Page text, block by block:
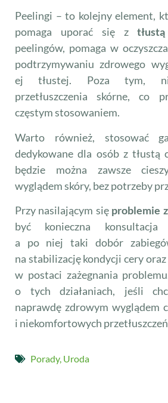
Peelingi – to kolejny element,
pomaga uporać się z
peelingów, pomaga w
podtrzymywaniu zdrowego
ej tłustej. Poza tym,
przetłuszczenia skórne, co
częstym stosowaniem.
Warto również, stosować
dedykowane dla osób z tłustą
będzie można zawsze
wyglądem skóry, bez potrzeby
Przy nasilającym się problemie
być konieczna konsultacja
a po niej taki dobór
na stabilizację kondycji cery
w postaci zażegnania
o tych działaniach, jeśli
naprawdę zdrowym wyglądem
i niekomfortowych
Porady, Uroda